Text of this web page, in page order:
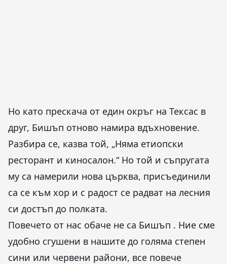
Но като прескача от един окръг на Тексас в
друг, Бишъп отново намира вдъхновение.
Разбира се, казва той, „Няма етиопски
ресторант и киносалон.“ Но той и съпругата
му са намерили нова църква, присъединили
са се към хор и с радост се радват на лесния
си достъп до полката.
Повечето от нас обаче не са Бишъп . Ние сме
удобно сгушени в нашите до голяма степен
сини или червени райони, все повече